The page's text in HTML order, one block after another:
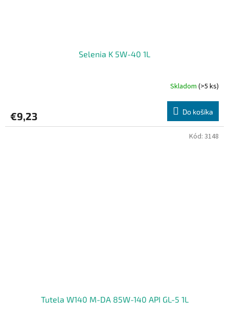
Selenia K 5W-40 1L
Skladom (>5 ks)
€9,23 Do košíka
Tutela W140 M-DA 85W-140 API GL-5 1L
Kód: 3148